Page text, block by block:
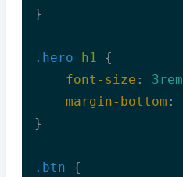
}
.hero h1 {
font-size : 3rem
margin-bottom :
}
.btn {